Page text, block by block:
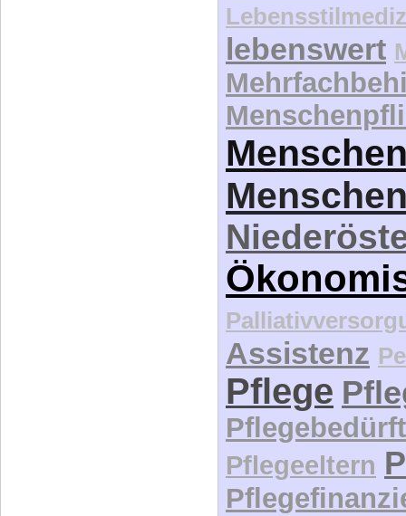
lebenswert
Assistenz
Pflege
Pflegeeltern